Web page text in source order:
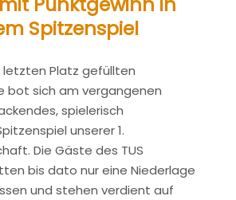
Spitzenspiel
letzten Platz gefüllten
bot sich am vergangenen
spielerisch
unserer 1.
Die Gäste des TUS
bis dato nur eine Niederlage
und stehen verdient auf